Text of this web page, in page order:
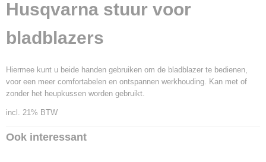
7391736161503
5017151-01
Husqvarna stuur voor
bladblazers
Hiermee kunt u beide handen gebruiken om de bladblazer te bedienen,
voor een meer comfortabelen en ontspannen werkhouding. Kan met of
zonder het heupkussen worden gebruikt.
incl. 21% BTW
Ook interessant